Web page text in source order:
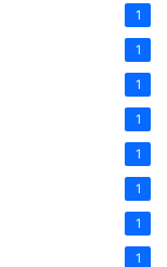
1
1
1
1
1
1
1
1